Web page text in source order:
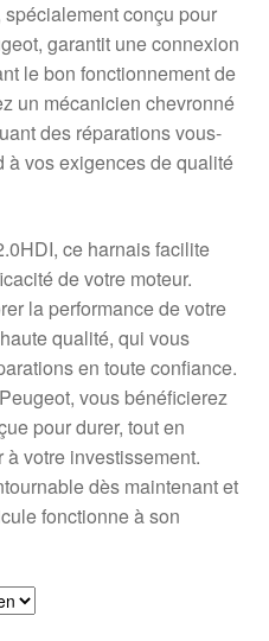
conçu pour
garantit une connexion
le bon fonctionnement de
un mécanicien chevronné
des réparations vous-
à vos exigences de qualité
ce harnais facilite
de votre moteur.
la performance de votre
qualité, qui vous
en toute confiance.
vous bénéficierez
pour durer, tout en
votre investissement.
dès maintenant et
fonctionne à son